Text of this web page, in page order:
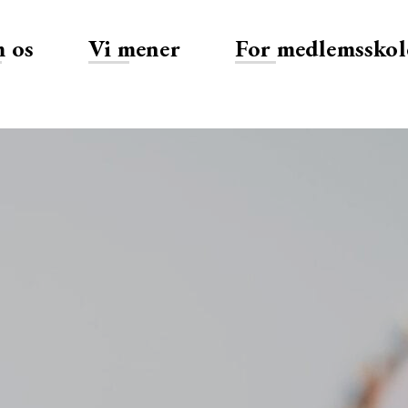
os Vi mener For